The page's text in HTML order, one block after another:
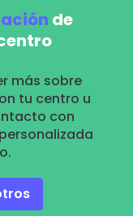
de
más sobre
tu centro u
con